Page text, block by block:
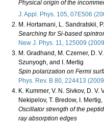
Physical origin of the
J. Appl. Phys. 105, 07E506
M. Hortamani, L. Sandratskii,
Searching for Si-based
New J. Phys. 11, 125009
M. Gradhand, M. Czerner, D.
Szunyogh, and I. Mertig
Spin polarization on Fermi
Phys. Rev. B 80, 224413
K. Kummer, V. N. Sivkov, D. V.
Nekipelov, T. Bredow, I.
Oscillator strength of the
ray absorption edges